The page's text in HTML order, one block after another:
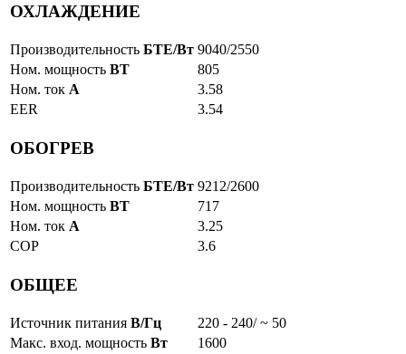
ОХЛАЖДЕНИЕ
Производительность БТЕ/Вт 9040/2550
Ном. мощность ВТ
805
Ном. ток А
3.58
EER
3.54
ОБОГРЕВ
Производительность БТЕ/Вт 9212/2600
Ном. мощность ВТ
717
Ном. ток А
3.25
COP
3.6
ОБЩЕЕ
Источник питания В/Гц
220 - 240/ ~ 50
Макс. вход. мощность Вт
1600